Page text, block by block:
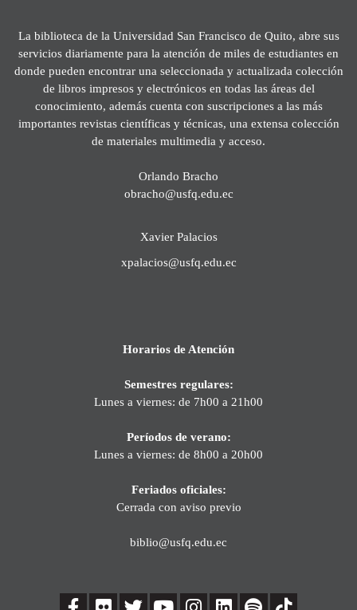
La biblioteca de la Universidad San Francisco de Quito, abre sus
servicios diariamente para la atención de miles de estudiantes en
donde pueden encontrar una seleccionada y actualizada colección
de libros impresos y electrónicos en todas las áreas del
conocimiento, además cuenta con suscripciones a las más
importantes revistas científicas y técnicas, una extensa colección
de materiales multimedia y acceso.
Orlando Bracho
obracho@usfq.edu.ec
Xavier Palacios
xpalacios@usfq.edu.ec
Horarios de Atención
Semestres regulares:
Lunes a viernes: de 7h00 a 21h00
Períodos de verano:
Lunes a viernes: de 8h00 a 20h00
Feriados oficiales:
Cerrada con aviso previo
biblio@usfq.edu.ec